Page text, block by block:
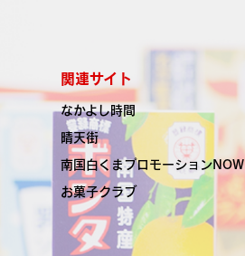
関連サイト
なかよし時間
晴天街
南国白くまプロモーションNOW
お菓子クラブ